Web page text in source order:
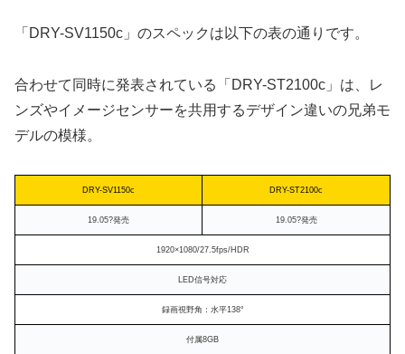
「DRY-SV1150c」のスペックは以下の表の通りです。
合わせて同時に発表されている「DRY-ST2100c」は、レ
ンズやイメージセンサーを共用するデザイン違いの兄弟モ
デルの模様。
DRY-SV1150c DRY-ST2100c
19.05?発売 19.05?発売
1920×1080/27.5fps/HDR
LED信号対応
録画視野角：水平138°
付属8GB